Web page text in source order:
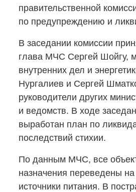
правительственной
по предупреждению и
В заседании комиссии
глава МЧС Сергей Шойгу,
внутренних дел и
Нургалиев и Сергей
руководители других
и ведомств. В ходе
выработан план по
последствий стихии.
По данным МЧС, все
назначения переведены
источники питания. В